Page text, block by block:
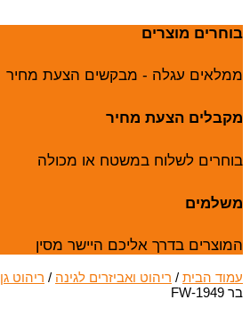
בוחרים מוצרים
ממלאים עגלה - מבקשים הצעת מחיר
מקבלים הצעת מחיר
בוחרים לשלוח במשטח או מכולה
משלמים
המוצרים בדרך אליכם היישר מסין
עמוד הבית / ריהוט ואביזרים לגינה / ריהוט גן
בר FW-1949